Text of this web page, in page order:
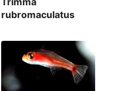
rubromaculatus